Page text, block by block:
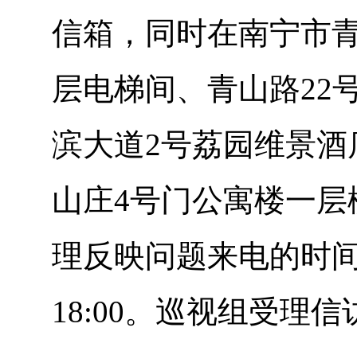
信箱，同时在南宁市
层电梯间、青山路22
滨大道2号荔园维景
山庄4号门公寓楼一
理反映问题来电的时
18:00。巡视组受理